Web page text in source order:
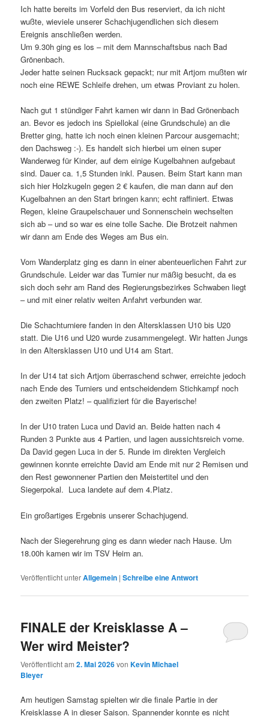
Ich hatte bereits im Vorfeld den Bus reserviert, da ich nicht
wußte, wieviele unserer Schachjugendlichen sich diesem
Ereignis anschließen werden.
Um 9.30h ging es los – mit dem Mannschaftsbus nach Bad
Grönenbach.
Jeder hatte seinen Rucksack gepackt; nur mit Artjom mußten wir
noch eine REWE Schleife drehen, um etwas Proviant zu holen.
Nach gut 1 stündiger Fahrt kamen wir dann in Bad Grönenbach
an. Bevor es jedoch ins Spiellokal (eine Grundschule) an die
Bretter ging, hatte ich noch einen kleinen Parcour ausgemacht;
den Dachsweg :-). Es handelt sich hierbei um einen super
Wanderweg für Kinder, auf dem einige Kugelbahnen aufgebaut
sind. Dauer ca. 1,5 Stunden inkl. Pausen. Beim Start kann man
sich hier Holzkugeln gegen 2 € kaufen, die man dann auf den
Kugelbahnen an den Start bringen kann; echt raffiniert. Etwas
Regen, kleine Graupelschauer und Sonnenschein wechselten
sich ab – und so war es eine tolle Sache. Die Brotzeit nahmen
wir dann am Ende des Weges am Bus ein.
Vom Wanderplatz ging es dann in einer abenteuerlichen Fahrt zur
Grundschule. Leider war das Turnier nur mäßig besucht, da es
sich doch sehr am Rand des Regierungsbezirkes Schwaben liegt
– und mit einer relativ weiten Anfahrt verbunden war.
Die Schachturniere fanden in den Altersklassen U10 bis U20
statt. Die U16 und U20 wurde zusammengelegt. Wir hatten Jungs
in den Altersklassen U10 und U14 am Start.
In der U14 tat sich Artjom überraschend schwer, erreichte jedoch
nach Ende des Turniers und entscheidendem Stichkampf noch
den zweiten Platz! – qualifiziert für die Bayerische!
In der U10 traten Luca und David an. Beide hatten nach 4
Runden 3 Punkte aus 4 Partien, und lagen aussichtsreich vorne.
Da David gegen Luca in der 5. Runde im direkten Vergleich
gewinnen konnte erreichte David am Ende mit nur 2 Remisen und
den Rest gewonnener Partien den Meistertitel und den
Siegerpokal. Luca landete auf dem 4.Platz.
Ein großartiges Ergebnis unserer Schachjugend.
Nach der Siegerehrung ging es dann wieder nach Hause. Um
18.00h kamen wir im TSV Heim an.
Veröffentlicht unterAllgemein |Schreibe eine Antwort
FINALE der Kreisklasse A –
Wer wird Meister?
Veröffentlicht am2. Mai 2026vonKevin Michael
Bleyer
Am heutigen Samstag spielten wir die finale Partie in der
Kreisklasse A in dieser Saison. Spannender konnte es nicht